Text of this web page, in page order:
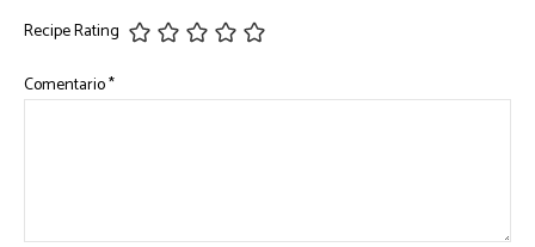
Recipe Rating
Comentario*